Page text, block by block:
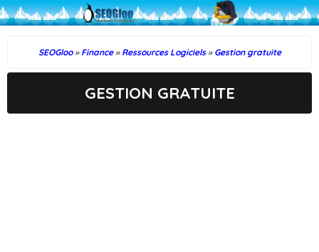
SEOGloo » Finance » Ressources Logiciels » Gestion gratuite
GESTION GRATUITE